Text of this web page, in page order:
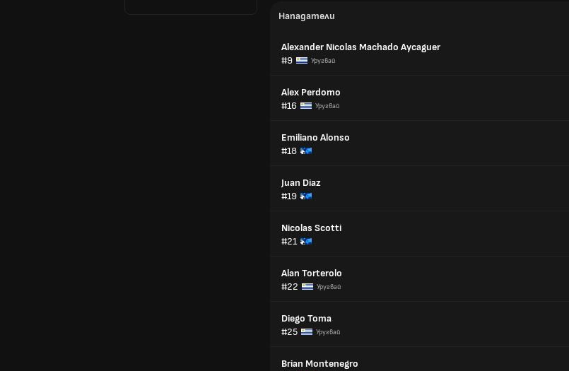
Нападатели
Alexander Nicolas Machado Aycaguer
#9
Уругвай
Alex Perdomo
#16
Уругвай
Emiliano Alonso
#18
Juan Diaz
#19
Nicolas Scotti
#21
Alan Torterolo
#22
Уругвай
Diego Toma
#25
Уругвай
Brian Montenegro